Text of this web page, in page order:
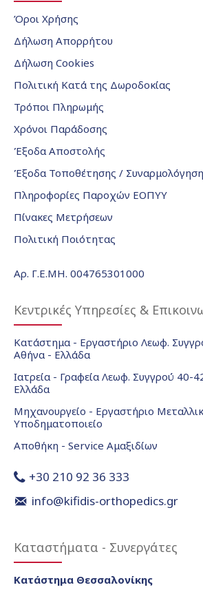
Όροι Χρήσης
Δήλωση Απορρήτου
Δήλωση Cookies
Πολιτική Κατά της Δωροδοκίας
Τρόποι Πληρωμής
Χρόνοι Παράδοσης
Έξοδα Αποστολής
Έξοδα Τοποθέτησης /
Πληροφορίες Παροχών ΕΟΠΥΥ
Πίνακες Μετρήσεων
Πολιτική Ποιότητας
Αρ. Γ.Ε.ΜΗ. 004765301000
Κεντρικές Υπηρεσίες &
Κατάστημα - Εργαστήριο Λεωφ.
Αθήνα - Ελλάδα
Ιατρεία - Γραφεία Λεωφ. Συγγρού 40-
Ελλάδα
Μηχανουργείο - Εργαστήριο
Υποδηματοποιείο
Αποθήκη - Service Αμαξιδίων
+30 210 92 36 333
info@kifidis-orthopedics.gr
Καταστήματα - Συνεργάτες
Κατάστημα Θεσσαλονίκης